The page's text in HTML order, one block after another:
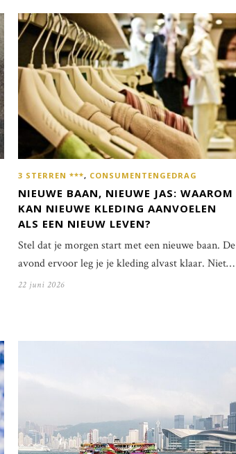
3 STERREN ***, CONSUMENTENGEDRAG
NIEUWE BAAN, NIEUWE JAS: WAAROM
KAN NIEUWE KLEDING AANVOELEN
ALS EEN NIEUW LEVEN?
Stel dat je morgen start met een nieuwe baan. De
avond ervoor leg je je kleding alvast klaar. Niet…
22 juni 2026